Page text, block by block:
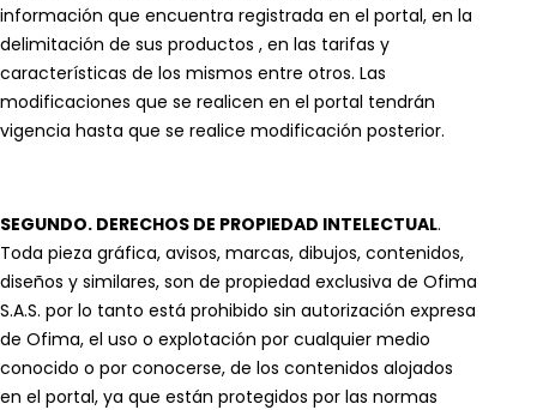
información que encuentra registrada en el portal, en la
delimitación de sus productos , en las tarifas y
características de los mismos entre otros. Las
modificaciones que se realicen en el portal tendrán
vigencia hasta que se realice modificación posterior.
SEGUNDO. DERECHOS DE PROPIEDAD INTELECTUAL.
Toda pieza gráfica, avisos, marcas, dibujos, contenidos,
diseños y similares, son de propiedad exclusiva de Ofima
S.A.S. por lo tanto está prohibido sin autorización expresa
de Ofima, el uso o explotación por cualquier medio
conocido o por conocerse, de los contenidos alojados
en el portal, ya que están protegidos por las normas